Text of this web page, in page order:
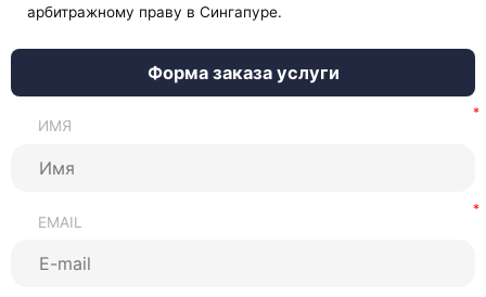
арбитражному праву в Сингапуре.
Форма заказа услуги
ИМЯ
EMAIL